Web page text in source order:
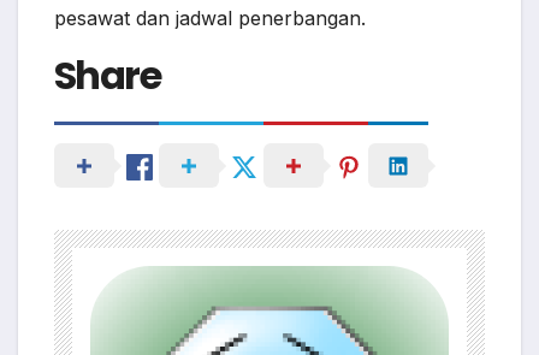
pesawat dan jadwal penerbangan.
Share